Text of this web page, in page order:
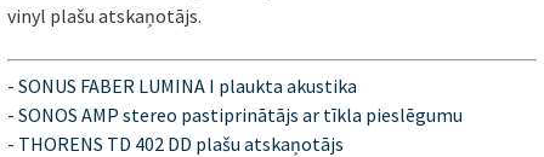
vinyl plašu atskaņotājs.
- SONUS FABER LUMINA I plaukta akustika
- SONOS AMP stereo pastiprinātājs ar tīkla pieslēgumu
- THORENS TD 402 DD plašu atskaņotājs